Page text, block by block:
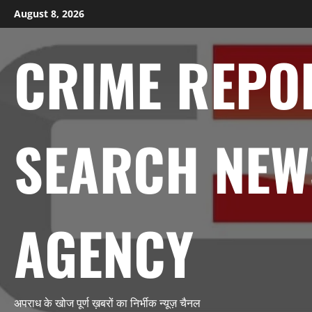
Skip
to
August 8, 2026
CRIME
SEARCH
AGENCY
अपराध के खोज पूर्ण ख़बरों का निर्भीक न्यूज़ चैनल